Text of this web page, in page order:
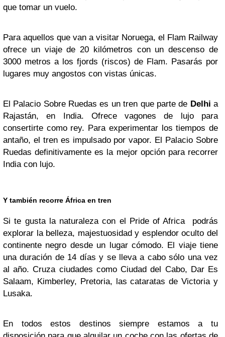
que tomar un vuelo.
Para aquellos que van a visitar Noruega, el Flam Railway
ofrece un viaje de 20 kilómetros con un descenso de
3000 metros a los fjords (riscos) de Flam. Pasarás por
lugares muy angostos con vistas únicas.
El Palacio Sobre Ruedas es un tren que parte de Delhi a
Rajastán, en India. Ofrece vagones de lujo para
consertirte como rey. Para experimentar los tiempos de
antaño, el tren es impulsado por vapor. El Palacio Sobre
Ruedas definitivamente es la mejor opción para recorrer
India con lujo.
Y también recorre África en tren
Si te gusta la naturaleza con el Pride of Africa podrás
explorar la belleza, majestuosidad y esplendor oculto del
continente negro desde un lugar cómodo. El viaje tiene
una duración de 14 días y se lleva a cabo sólo una vez
al año. Cruza ciudades como Ciudad del Cabo, Dar Es
Salaam, Kimberley, Pretoria, las cataratas de Victoria y
Lusaka.
En todos estos destinos siempre estamos a tu